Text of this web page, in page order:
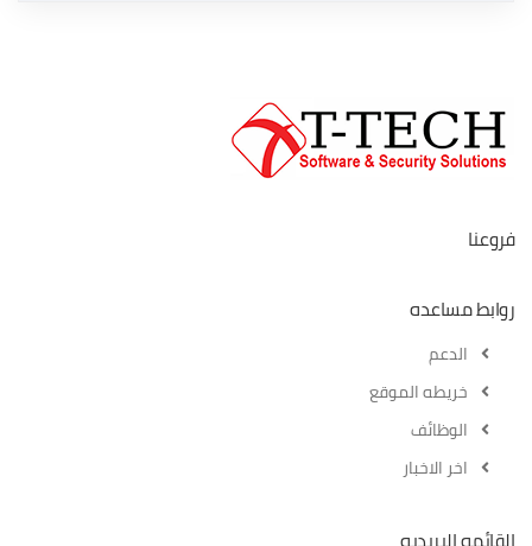
فروعنا
روابط مساعده
الدعم
خريطه الموقع
الوظائف
اخر الاخبار